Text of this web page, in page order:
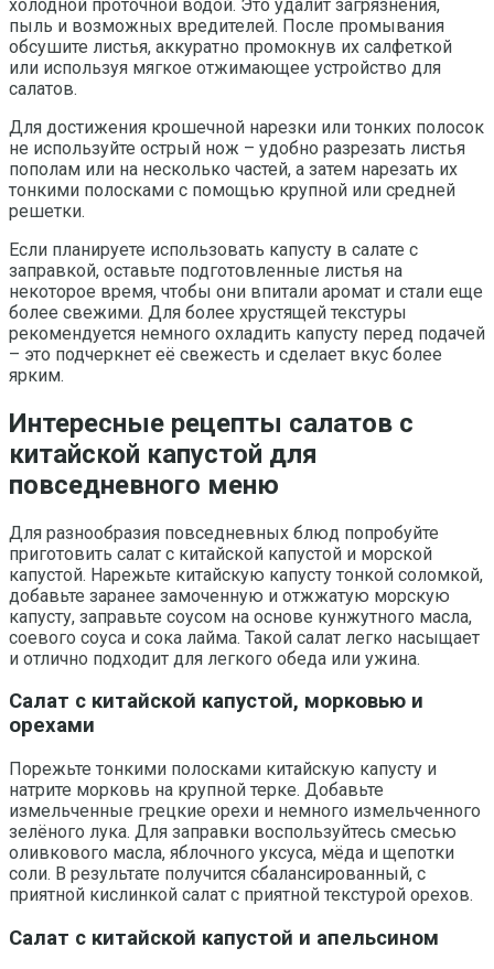
холодной проточной водой. Это удалит загрязнения,
пыль и возможных вредителей. После промывания
обсушите листья, аккуратно промокнув их салфеткой
или используя мягкое отжимающее устройство для
салатов.
Для достижения крошечной нарезки или тонких полосок
не используйте острый нож – удобно разрезать листья
пополам или на несколько частей, а затем нарезать их
тонкими полосками с помощью крупной или средней
решетки.
Если планируете использовать капусту в салате с
заправкой, оставьте подготовленные листья на
некоторое время, чтобы они впитали аромат и стали еще
более свежими. Для более хрустящей текстуры
рекомендуется немного охладить капусту перед подачей
– это подчеркнет её свежесть и сделает вкус более
ярким.
Интересные рецепты салатов с
китайской капустой для
повседневного меню
Для разнообразия повседневных блюд попробуйте
приготовить салат с китайской капустой и морской
капустой. Нарежьте китайскую капусту тонкой соломкой,
добавьте заранее замоченную и отжжатую морскую
капусту, заправьте соусом на основе кунжутного масла,
соевого соуса и сока лайма. Такой салат легко насыщает
и отлично подходит для легкого обеда или ужина.
Салат с китайской капустой, морковью и
орехами
Порежьте тонкими полосками китайскую капусту и
натрите морковь на крупной терке. Добавьте
измельченные грецкие орехи и немного измельченного
зелёного лука. Для заправки воспользуйтесь смесью
оливкового масла, яблочного уксуса, мёда и щепотки
соли. В результате получится сбалансированный, с
приятной кислинкой салат с приятной текстурой орехов.
Салат с китайской капустой и апельсином